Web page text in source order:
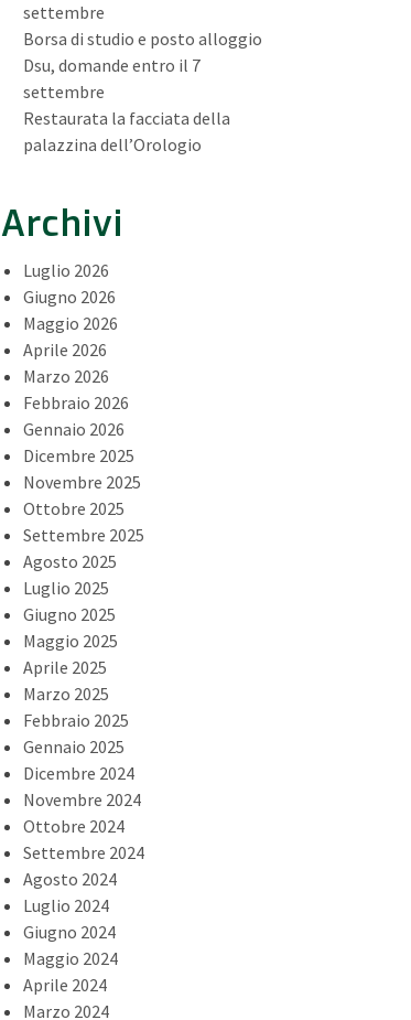
settembre
Borsa di studio e posto alloggio
Dsu, domande entro il 7
settembre
Restaurata la facciata della
palazzina dell’Orologio
Archivi
Luglio 2026
Giugno 2026
Maggio 2026
Aprile 2026
Marzo 2026
Febbraio 2026
Gennaio 2026
Dicembre 2025
Novembre 2025
Ottobre 2025
Settembre 2025
Agosto 2025
Luglio 2025
Giugno 2025
Maggio 2025
Aprile 2025
Marzo 2025
Febbraio 2025
Gennaio 2025
Dicembre 2024
Novembre 2024
Ottobre 2024
Settembre 2024
Agosto 2024
Luglio 2024
Giugno 2024
Maggio 2024
Aprile 2024
Marzo 2024